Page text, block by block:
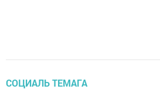
СОЦИАЛЬ ТЕМАГА